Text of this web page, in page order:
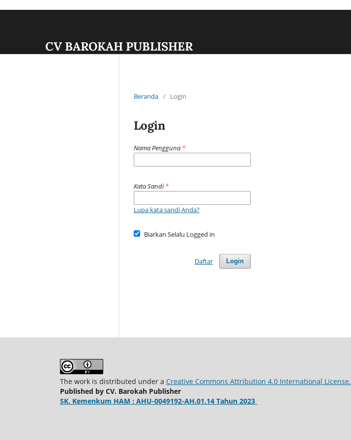
CV BAROKAH PUBLISHER
Beranda / Login
Login
Nama Pengguna *
Kata Sandi*
Lupa kata sandi Anda?
Biarkan Selalu Logged in
Login
Daftar
The work is distributed under a Creative Commons Attribution 4.0 International License.
Published by CV. Barokah Publisher
SK. Kemenkum HAM : AHU-0049192-AH.01.14 Tahun 2023